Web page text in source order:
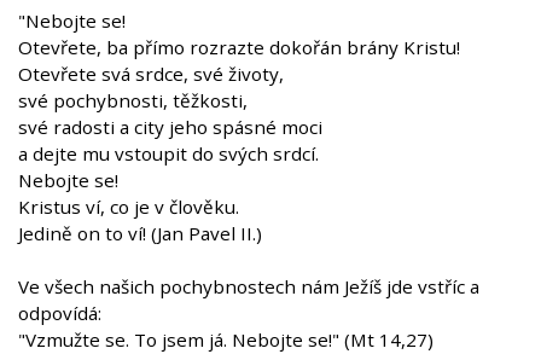
"Nebojte se!
Otevřete, ba přímo rozrazte dokořán brány Kristu!
Otevřete svá srdce, své životy,
své pochybnosti, těžkosti,
své radosti a city jeho spásné moci
a dejte mu vstoupit do svých srdcí.
Nebojte se!
Kristus ví, co je v člověku.
Jedině on to ví! (Jan Pavel II.)
Ve všech našich pochybnostech nám Ježíš jde vstříc a
odpovídá:
"Vzmužte se. To jsem já. Nebojte se!" (Mt 14,27)